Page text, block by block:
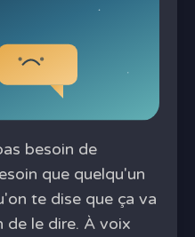
besoin de
que quelqu'un
te dise que ça va
de le dire. À voix